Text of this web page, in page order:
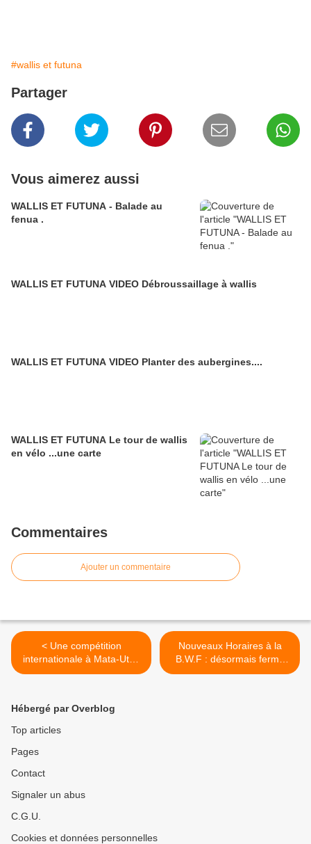
#wallis et futuna
Partager
Vous aimerez aussi
WALLIS ET FUTUNA - Balade au
fenua .
WALLIS ET FUTUNA VIDEO Débroussaillage à wallis
WALLIS ET FUTUNA VIDEO Planter des aubergines....
WALLIS ET FUTUNA Le tour de wallis
en vélo ...une carte
Commentaires
Ajouter un commentaire
< Une compétition
internationale à Mata-Utu :
WELCOME !
Nouveaux Horaires à la
B.W.F : désormais fermé
l'après-midi ! >
Hébergé par Overblog
Top articles
Pages
Contact
Signaler un abus
C.G.U.
Cookies et données personnelles